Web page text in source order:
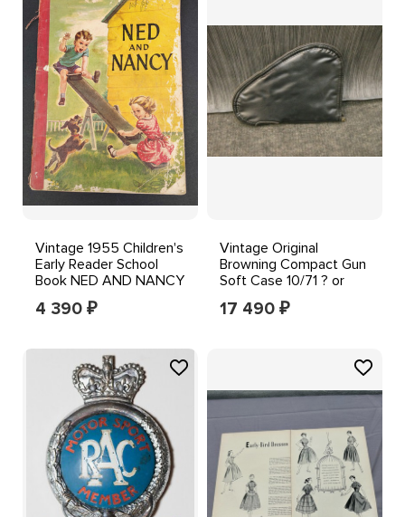
Vintage 1955 Children's
Early Reader School
Book NED AND NANCY
By Inez Hogan
4 390 ₽
Vintage Original
Browning Compact Gun
Soft Case 10/71 ? or
1955 ?? Early Rare
17 490 ₽